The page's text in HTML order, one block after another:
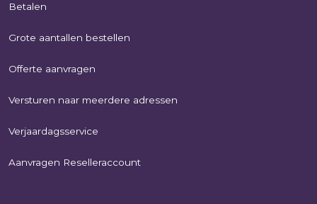
Betalen
Grote aantallen bestellen
Offerte aanvragen
Versturen naar meerdere adressen
Verjaardagsservice
Aanvragen Reselleraccount